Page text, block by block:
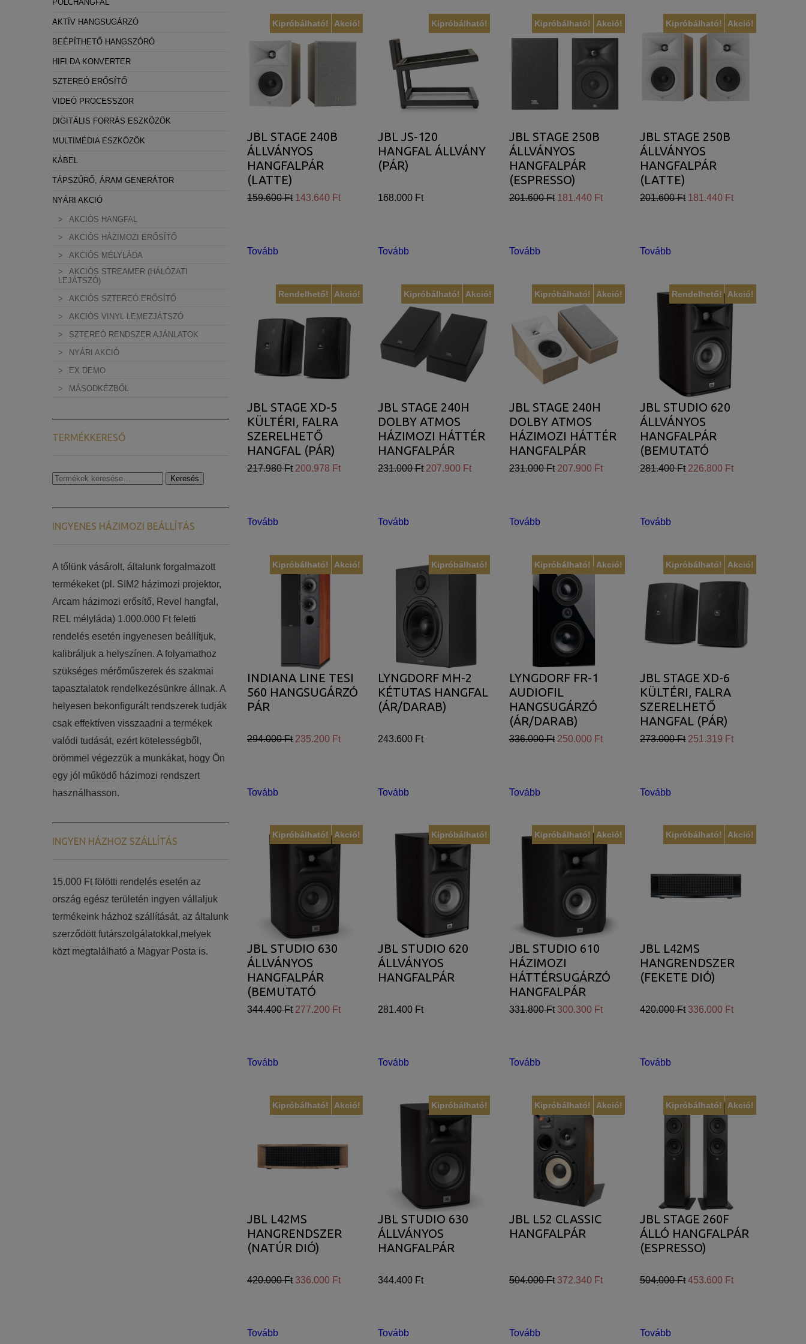
Akció!
Kipróbálható!
JBL STAGE 240B
ÁLLVÁNYOS
HANGFALPÁR
(LATTE)
159.600 Ft 143.640 Ft
Tovább
Kipróbálható!
JBL JS-120
HANGFAL ÁLLVÁNY
(PÁR)
168.000 Ft
Tovább
Akció!
Kipróbálható!
JBL STAGE 250B
ÁLLVÁNYOS
HANGFALPÁR
(ESPRESSO)
201.600 Ft 181.440 Ft
Tovább
Akció!
Kipróbálható!
JBL STAGE 250B
ÁLLVÁNYOS
HANGFALPÁR
(LATTE)
201.600 Ft 181.440 Ft
Tovább
Akció!
Rendelhető!
JBL STAGE XD-5
KÜLTÉRI, FALRA
SZERELHETŐ
HANGFAL (PÁR)
217.980 Ft 200.978 Ft
Tovább
Akció!
Kipróbálható!
JBL STAGE 240H
DOLBY ATMOS
HÁZIMOZI HÁTTÉR
HANGFALPÁR
(ESPRESSO)
231.000 Ft 207.900 Ft
Tovább
Akció!
Kipróbálható!
JBL STAGE 240H
DOLBY ATMOS
HÁZIMOZI HÁTTÉR
HANGFALPÁR
(LATTE)
231.000 Ft 207.900 Ft
Tovább
Akció!
Rendelhető!
JBL STUDIO 620
ÁLLVÁNYOS
HANGFALPÁR
(BEMUTATÓ
DARAB)
281.400 Ft 226.800 Ft
Tovább
Akció!
Kipróbálható!
INDIANA LINE TESI
560 HANGSUGÁRZÓ
PÁR
294.000 Ft 235.200 Ft
Tovább
Kipróbálható!
LYNGDORF MH-2
KÉTUTAS HANGFAL
(ÁR/DARAB)
243.600 Ft
Tovább
Akció!
Kipróbálható!
LYNGDORF FR-1
AUDIOFIL
HANGSUGÁRZÓ
(ÁR/DARAB)
336.000 Ft 250.000 Ft
Tovább
Akció!
Kipróbálható!
JBL STAGE XD-6
KÜLTÉRI, FALRA
SZERELHETŐ
HANGFAL (PÁR)
273.000 Ft 251.319 Ft
Tovább
Akció!
Kipróbálható!
JBL STUDIO 630
ÁLLVÁNYOS
HANGFALPÁR
(BEMUTATÓ
DARAB)
344.400 Ft 277.200 Ft
Tovább
Kipróbálható!
JBL STUDIO 620
ÁLLVÁNYOS
HANGFALPÁR
281.400 Ft
Tovább
Akció!
Kipróbálható!
JBL STUDIO 610
HÁZIMOZI
HÁTTÉRSUGÁRZÓ
HANGFALPÁR
331.800 Ft 300.300 Ft
Tovább
Akció!
Kipróbálható!
JBL L42MS
HANGRENDSZER
(FEKETE DIÓ)
420.000 Ft 336.000 Ft
Tovább
Akció!
Kipróbálható!
JBL L42MS
HANGRENDSZER
(NATÚR DIÓ)
420.000 Ft 336.000 Ft
Tovább
Kipróbálható!
JBL STUDIO 630
ÁLLVÁNYOS
HANGFALPÁR
344.400 Ft
Tovább
Akció!
Kipróbálható!
JBL L52 CLASSIC
HANGFALPÁR
504.000 Ft 372.340 Ft
Tovább
Akció!
Kipróbálható!
JBL STAGE 260F
ÁLLÓ HANGFALPÁR
(ESPRESSO)
504.000 Ft 453.600 Ft
Tovább
POLCHANGFAL
AKTÍV HANGSUGÁRZÓ
BEÉPÍTHETŐ HANGSZÓRÓ
HIFI DA KONVERTER
SZTEREÓ ERŐSÍTŐ
VIDEÓ PROCESSZOR
DIGITÁLIS FORRÁS ESZKÖZÖK
MULTIMÉDIA ESZKÖZÖK
KÁBEL
TÁPSZŰRŐ, ÁRAM GENERÁTOR
NYÁRI AKCIÓ
AKCIÓS HANGFAL
AKCIÓS HÁZIMOZI ERŐSÍTŐ
AKCIÓS MÉLYLÁDA
AKCIÓS STREAMER (HÁLÓZATI
LEJÁTSZÓ)
AKCIÓS SZTEREÓ ERŐSÍTŐ
AKCIÓS VINYL LEMEZJÁTSZÓ
SZTEREÓ RENDSZER AJÁNLATOK
NYÁRI AKCIÓ
EX DEMO
MÁSODKÉZBŐL
TERMÉKKERESŐ
Keresés
Keresés
INGYENES HÁZIMOZI BEÁLLÍTÁS
​​A tőlünk vásárolt, általunk forgalmazott
termékeket (pl. SIM2 házimozi projektor,
Arcam házimozi erősítő, Revel hangfal,
REL mélyláda) 1.000.000 Ft feletti
rendelés esetén ingyenesen beállítjuk,
kalibráljuk a helyszínen. A folyamathoz
szükséges mérőműszerek és szakmai
tapasztalatok rendelkezésünkre állnak. A
helyesen bekonfigurált rendszerek tudják
csak effektíven visszaadni a termékek
valódi tudását, ezért kötelességből,
örömmel végezzük a munkákat, hogy Ön
egy jól működő házimozi rendszert
használhasson.
INGYEN HÁZHOZ SZÁLLÍTÁS
15.000 Ft fölötti rendelés esetén az
ország egész területén ingyen vállaljuk
termékeink házhoz szállítását, az általunk
szerződött futárszolgálatokkal,melyek
közt megtalálható a Magyar Posta is.